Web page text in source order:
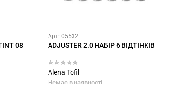
08
Арт: 05532
ADJUSTER 2.0 НАБІР 6 ВІДТІНКІВ
Alena Tofil
Немає в наявності